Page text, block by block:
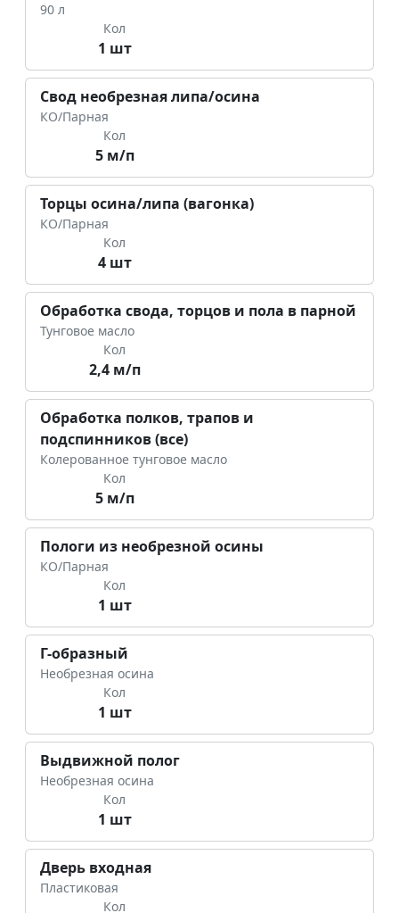
90 л
Кол
1 шт
Свод необрезная липа/осина
КО/Парная
Кол
5 м/п
Торцы осина/липа (вагонка)
КО/Парная
Кол
4 шт
Обработка свода, торцов и пола в парной
Тунговое масло
Кол
2,4 м/п
Обработка полков, трапов и
подспинников (все)
Колерованное тунговое масло
Кол
5 м/п
Пологи из необрезной осины
КО/Парная
Кол
1 шт
Г-образный
Необрезная осина
Кол
1 шт
Выдвижной полог
Необрезная осина
Кол
1 шт
Дверь входная
Пластиковая
Кол